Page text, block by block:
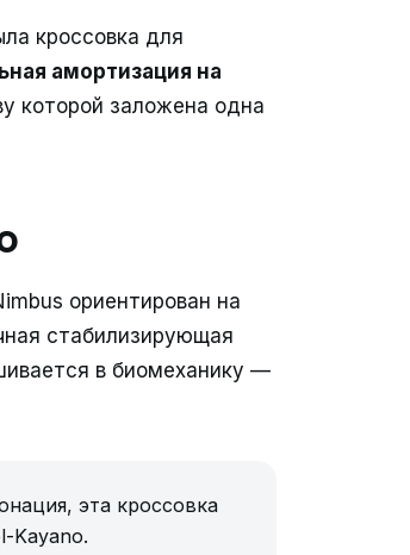
кроссовка для
амортизация на
которой заложена одна
ориентирован на
стабилизирующая
в биомеханику —
эта кроссовка
Kayano.